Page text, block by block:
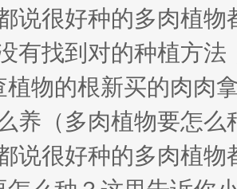
说很好种的多肉植
有找到对的种植方
植物的根新买的肉肉
养（多肉植物要怎
说很好种的多肉植